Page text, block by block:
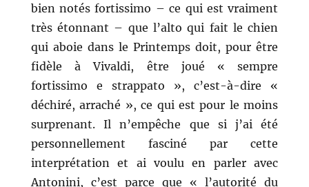
bien notés fortissimo – ce qui est vraiment
très étonnant – que l’alto qui fait le chien
qui aboie dans le Printemps doit, pour être
fidèle à Vivaldi, être joué « sempre
fortissimo e strappato », c’est-à-dire «
déchiré, arraché », ce qui est pour le moins
surprenant. Il n’empêche que si j’ai été
personnellement fasciné par cette
interprétation et ai voulu en parler avec
Antonini, c’est parce que « l’autorité du